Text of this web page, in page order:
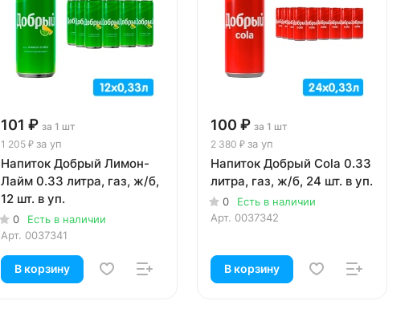
101 ₽ за 1 шт
1 205 ₽за уп
Напиток Добрый Лимон-
Лайм 0.33 литра, газ, ж/б,
12 шт. в уп.
0
Есть в наличии
Арт. 0037341
В корзину
100 ₽ за 1 шт
2 380 ₽за уп
Напиток Добрый Cola 0.33
литра, газ, ж/б, 24 шт. в уп.
0
Есть в наличии
Арт. 0037342
В корзину